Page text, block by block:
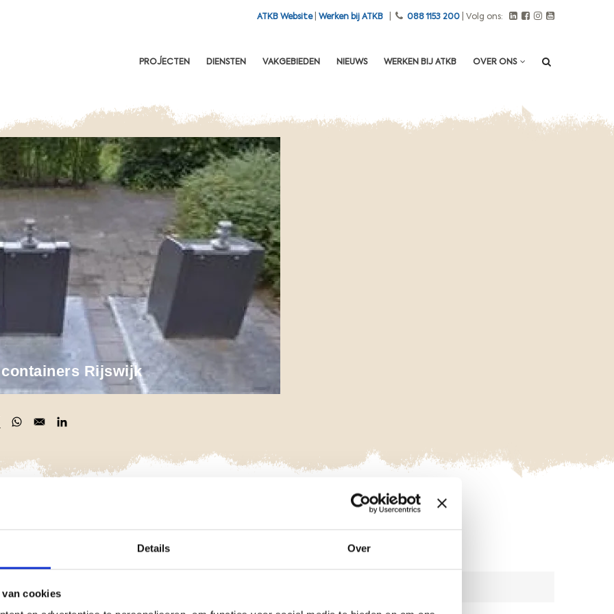
Details Over
cookies
ATKB Website| Werken bij ATKB 088 1153 200 | Volg ons:
PROJECTEN DIENSTEN VAKGEBIEDEN NIEUWS WERKEN BIJ ATKB OVER ONS
Rijswijk
in a new window
in a new window
Opens in a new window
Opens in a new window
containerparken vernieuwd. Afvalinzamelingsbedrijf
verkennend bodemonderzoek uit te voeren.
containers nog een stuk de bodem in gaan. Bij het
grond vrij. Als die grond sterk verontreinigd is, kan een
werknemers of voor het milieu. Door de grond en
VAKGEBIED